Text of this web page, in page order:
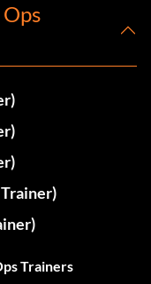
Trainers